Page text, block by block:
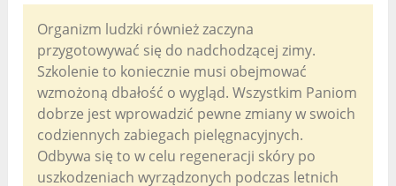
Organizm ludzki również zaczyna
przygotowywać się do nadchodzącej zimy.
Szkolenie to koniecznie musi obejmować
wzmożoną dbałość o wygląd. Wszystkim Paniom
dobrze jest wprowadzić pewne zmiany w swoich
codziennych zabiegach pielęgnacyjnych.
Odbywa się to w celu regeneracji skóry po
uszkodzeniach wyrządzonych podczas letnich